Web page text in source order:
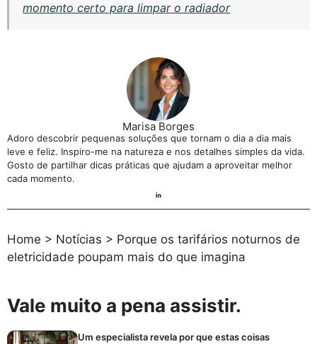
momento certo para limpar o radiador
Marisa Borges
Adoro descobrir pequenas soluções que tornam o dia a dia mais
leve e feliz. Inspiro-me na natureza e nos detalhes simples da vida.
Gosto de partilhar dicas práticas que ajudam a aproveitar melhor
cada momento.
Home > Notícias > Porque os tarifários noturnos de
eletricidade poupam mais do que imagina
Vale muito a pena assistir.
Um especialista revela por que estas coisas